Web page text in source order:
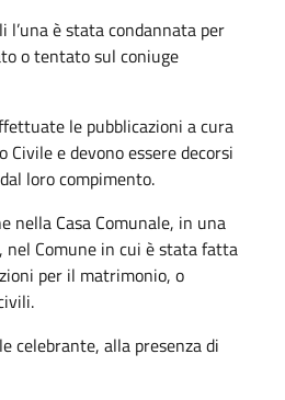
l’una è stata condannata per
o tentato sul coniuge
le pubblicazioni a cura
Civile e devono essere decorsi
loro compimento.
nella Casa Comunale, in una
nel Comune in cui è stata fatta
per il matrimonio, o
celebrante, alla presenza di